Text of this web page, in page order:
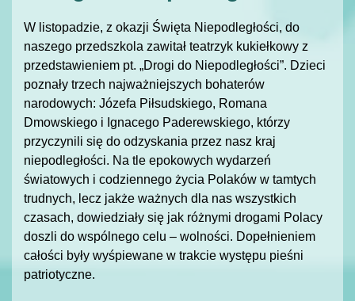
W listopadzie, z okazji Święta Niepodległości, do
naszego przedszkola zawitał teatrzyk kukiełkowy z
przedstawieniem pt. „Drogi do Niepodległości”. Dzieci
poznały trzech najważniejszych bohaterów
narodowych: Józefa Piłsudskiego, Romana
Dmowskiego i Ignacego Paderewskiego, którzy
przyczynili się do odzyskania przez nasz kraj
niepodległości. Na tle epokowych wydarzeń
światowych i codziennego życia Polaków w tamtych
trudnych, lecz jakże ważnych dla nas wszystkich
czasach, dowiedziały się jak różnymi drogami Polacy
doszli do wspólnego celu – wolności. Dopełnieniem
całości były wyśpiewane w trakcie występu pieśni
patriotyczne.